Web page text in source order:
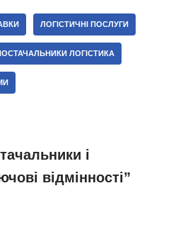
ЛОГІСТИЧНІ ПОСЛУГИ
ЛОГІСТИКА
і
відмінності”